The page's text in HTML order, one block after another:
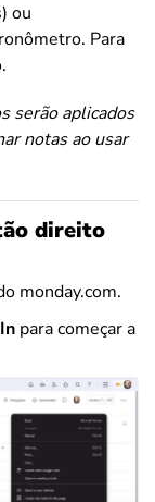
ou
Para
serão aplicados
notas ao usar
direito
monday.com.
para começar a